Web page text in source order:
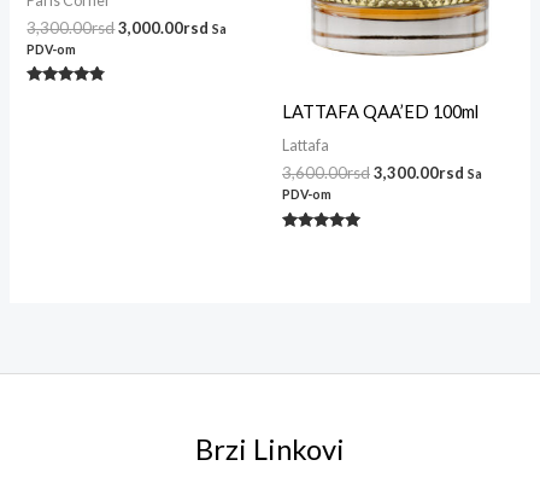
3,300.00rsd3,000.00rsd Sa
PDV-om
LATTAFA QAA’ED 100ml
Lattafa
3,600.00rsd3,300.00rsd Sa
PDV-om
Brzi Linkovi